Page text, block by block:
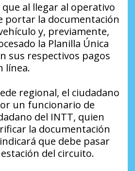
que al llegar al operativo
portar la documentación
y, previamente,
la Planilla Única
sus respectivos pagos
línea.
regional, el ciudadano
un funcionario de
del INTT, quien
la documentación
que debe pasar
del circuito.